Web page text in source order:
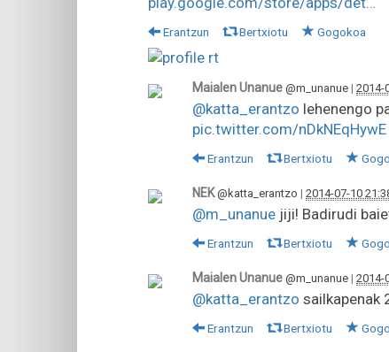
Erantzun Bertxiotu Gogokoa
Maialen Unanue @m_unanue | 2014-
@katta_erantzo lehenengo
pic.twitter.com/nDkNEqHywE
Erantzun Bertxiotu
NEK @katta_erantzo | 2014-07-10
@m_unanue jiji! Badirudi
Erantzun Bertxiotu
Maialen Unanue @m_unanue | 2014-
@katta_erantzo sailkapenak
Erantzun Bertxiotu